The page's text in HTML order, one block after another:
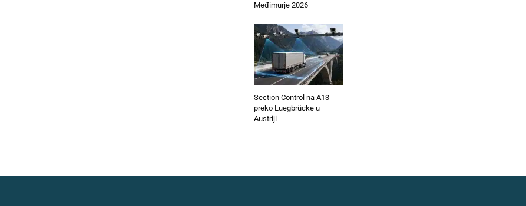
Međimurje 2026
Section Control na A13
preko Luegbrücke u
Austriji